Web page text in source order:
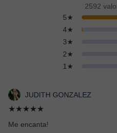
2592
5★
4★
3★
2★
1★
JUDITH GONZALEZ
★★★★★
Me encanta!